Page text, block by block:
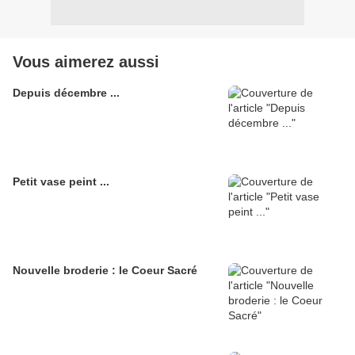
Vous aimerez aussi
Depuis décembre ...
Petit vase peint ...
Nouvelle broderie : le Coeur Sacré